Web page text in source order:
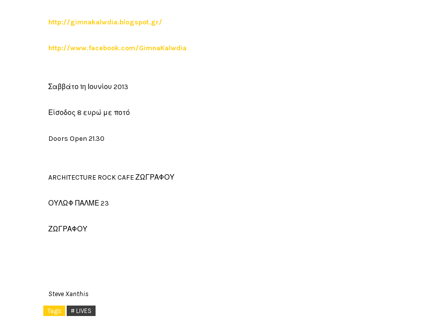
http://gimnakalwdia.blogspot.gr/
http://www.facebook.com/GimnaKalwdia
Σαββάτο 1η Ιουνίου 2013
Είσοδος 8 ευρώ με ποτό
Doors Open 21.30
ARCHITECTURE ROCK CAFE ΖΩΓΡΑΦΟΥ
ΟΥΛΩΦ ΠΑΛΜΕ 23
ΖΩΓΡΑΦΟΥ
Steve Xanthis
Tags # LIVES